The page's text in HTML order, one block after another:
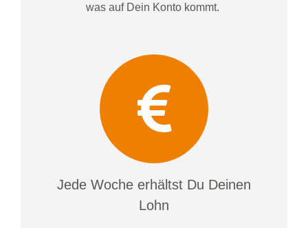
was auf Dein Konto kommt.
Jede Woche erhältst Du Deinen
Lohn